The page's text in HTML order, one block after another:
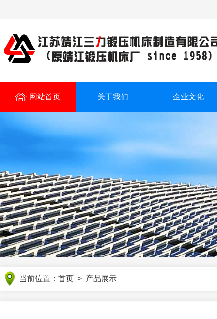
网站首页 关于我们 企业文化
当前位置： 首页 > 产品展示